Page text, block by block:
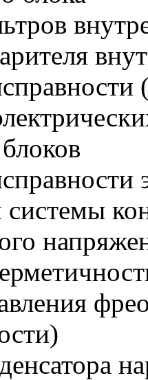
системы